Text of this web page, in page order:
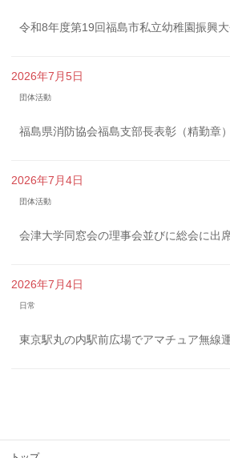
令和8年度第19回福島市私立幼稚園振興
2026年7月5日
団体活動
福島県消防協会福島支部長表彰（精勤章）
2026年7月4日
団体活動
会津大学同窓会の理事会並びに総会に出
2026年7月4日
日常
東京駅丸の内駅前広場でアマチュア無線